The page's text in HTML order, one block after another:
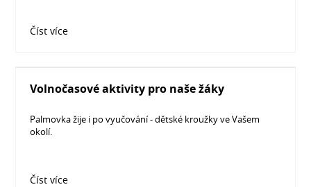
Číst více
Volnočasové aktivity pro naše žáky
Palmovka žije i po vyučování - dětské kroužky ve Vašem
okolí.
Číst více